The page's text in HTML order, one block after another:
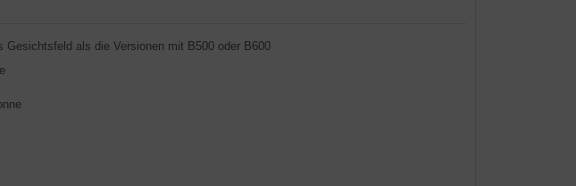
als die Versionen mit B500 oder B600